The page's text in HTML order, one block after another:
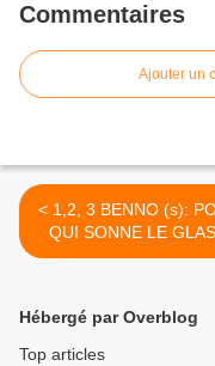
Commentaires
Ajouter un
< 1,2, 3 BENNO (s): POUR
QUI SONNE LE
Hébergé par Overblog
Top articles